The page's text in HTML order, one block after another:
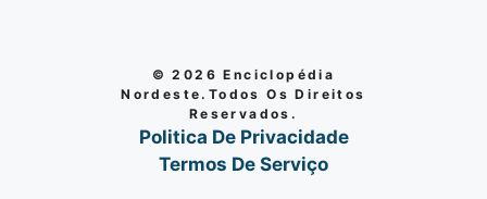
© 2026 Enciclopédia
Nordeste.Todos Os Direitos
Reservados.
Politica De Privacidade
Termos De Serviço